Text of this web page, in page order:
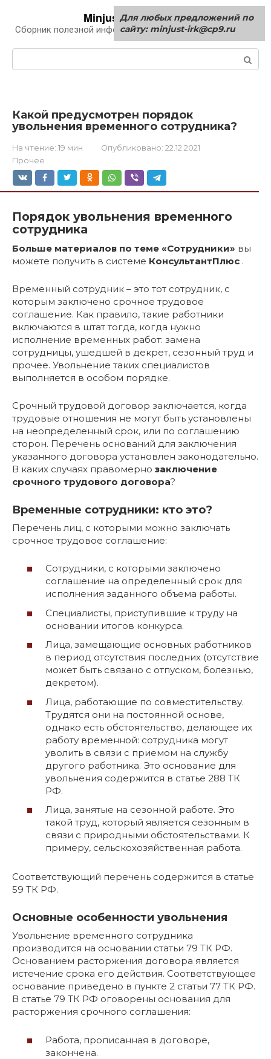
контенту
Minjust-irk.ru
Сборник полезной информации про автомобили
Какой предусмотрен порядок
увольнения временного сотрудника?
На чтение: 19 мин Опубликовано: 22.12.2021
Прочее
Порядок увольнения временного
сотрудника
Больше материалов по теме «Сотрудники» вы
можете получить в системе КонсультантПлюс .
Временный сотрудник – это тот сотрудник, с
которым заключено срочное трудовое
соглашение. Как правило, такие работники
включаются в штат тогда, когда нужно
исполнение временных работ: замена
сотрудницы, ушедшей в декрет, сезонный труд и
прочее. Увольнение таких специалистов
выполняется в особом порядке.
Срочный трудовой договор заключается, когда
трудовые отношения не могут быть установлены
на неопределенный срок, или по соглашению
сторон. Перечень оснований для заключения
указанного договора установлен законодательно.
В каких случаях правомерно заключение
срочного трудового договора?
Временные сотрудники: кто это?
Перечень лиц, с которыми можно заключать
срочное трудовое соглашение:
Сотрудники, с которыми заключено
соглашение на определенный срок для
исполнения заданного объема работы.
Специалисты, приступившие к труду на
основании итогов конкурса.
Лица, замещающие основных работников
в период отсутствия последних (отсутствие
может быть связано с отпуском, болезнью,
декретом).
Лица, работающие по совместительству.
Трудятся они на постоянной основе,
однако есть обстоятельство, делающее их
работу временной: сотрудника могут
уволить в связи с приемом на службу
другого работника. Это основание для
увольнения содержится в статье 288 ТК
РФ.
Лица, занятые на сезонной работе. Это
такой труд, который является сезонным в
связи с природными обстоятельствами. К
примеру, сельскохозяйственная работа.
Соответствующий перечень содержится в статье
59 ТК РФ.
Основные особенности увольнения
Увольнение временного сотрудника
производится на основании статьи 79 ТК РФ.
Основанием расторжения договора является
истечение срока его действия. Соответствующее
основание приведено в пункте 2 статьи 77 ТК РФ.
В статье 79 ТК РФ оговорены основания для
расторжения срочного соглашения:
Работа, прописанная в договоре,
закончена.
Для любых предложений по
сайту: minjust-irk@cp9.ru